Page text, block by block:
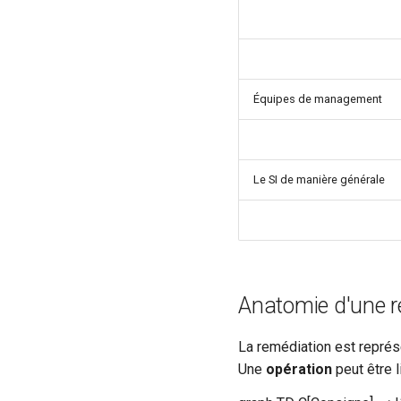
Équipes de management
Le SI de manière générale
Anatomie d'une
La remédiation est
Une opération peut être